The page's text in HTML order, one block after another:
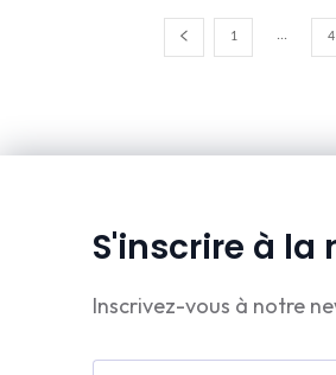
1 ... 4
S'inscrire à la
Inscrivez-vous à notre